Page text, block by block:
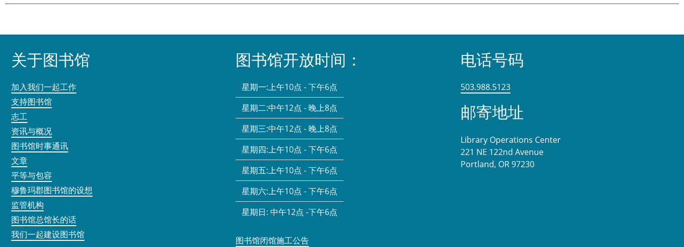
关于图书馆
加入我们一起工作
支持图书馆
志工
资讯与概况
图书馆时事通讯
文章
平等与包容
穆鲁玛郡图书馆的设想
监管机构
图书馆总馆长的话
我们一起建设图书馆
图书馆开放时间：
星期一:上午10点 - 下午6点
星期二:中午12点 - 晚上8点
星期三:中午12点 - 晚上8点
星期四:上午10点 - 下午6点
星期五:上午10点 - 下午6点
星期六:上午10点 - 下午6点
星期日: 中午12点 -下午6点
图书馆闭馆施工公告
电话号码
503.988.5123
邮寄地址
Library Operations Center
221 NE 122nd Avenue
Portland, OR 97230